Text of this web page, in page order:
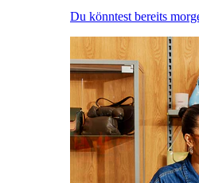
Du könntest bereits